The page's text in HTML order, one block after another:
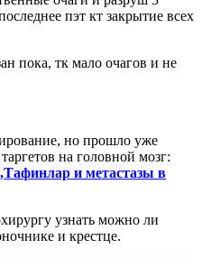
пэт кт закрытие всех
пока, тк мало очагов и не
но прошло уже
на головной мозг:
и метастазы в
узнать можно ли
и крестце.